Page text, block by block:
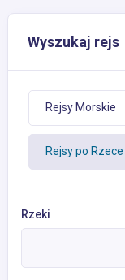
Wyszukaj rejs
Rejsy Morskie
Rejsy po Rzece
Rzeki